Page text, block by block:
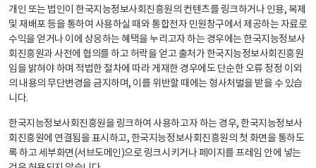
개인 또는 법인이 한국지능정보사회진흥원의 컨텐츠를 링크하거나 인용, 복제
및 재배포 등을 통하여 사용하실 때와 통합전자 민원창구에서 제공하는 자료로
수익을 얻거나 이에 상응하는 혜택을 누리고자 하는 경우에는 한국지능정보사
회진흥원과 사전에 협의를 하고 허락을 얻고 출처가 한국지능정보사회진흥원
임을 밝혀야 하며 적법한 절차에 따라 게재한 경우에도 단순한 오류 정정 이외
의 내용의 무단변경을 금지하며, 이를 위반할 때에는 형사처벌을 받을 수 있습
니다.
한국지능정보사회진흥원을 링크하여 사용하고자 하는 경우, 한국지능정보사
회진흥원에 연결됨을 표시하고, 한국지능정보사회진흥원의 첫 화면을 통하도
록 하고 세부화면(서브도메인)으로 링크시키거나 페이지를 프레임 안에 넣는